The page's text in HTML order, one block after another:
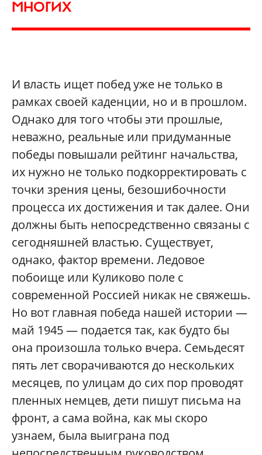
МНОГИХ
И власть ищет побед уже не только в
рамках своей каденции, но и в прошлом.
Однако для того чтобы эти прошлые,
неважно, реальные или придуманные
победы повышали рейтинг начальства,
их нужно не только подкорректировать с
точки зрения цены, безошибочности
процесса их достижения и так далее. Они
должны быть непосредственно связаны с
сегодняшней властью. Существует,
однако, фактор времени. Ледовое
побоище или Куликово поле с
современной Россией никак не свяжешь.
Но вот главная победа нашей истории —
май 1945 — подается так, как будто бы
она произошла только вчера. Семьдесят
пять лет сворачиваются до нескольких
месяцев, по улицам до сих пор проводят
пленных немцев, дети пишут письма на
фронт, а сама война, как мы скоро
узнаем, была выиграна под